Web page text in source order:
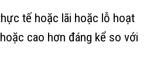
tế hoặc lãi hoặc lỗ hoạt
cao hơn đáng kể so với